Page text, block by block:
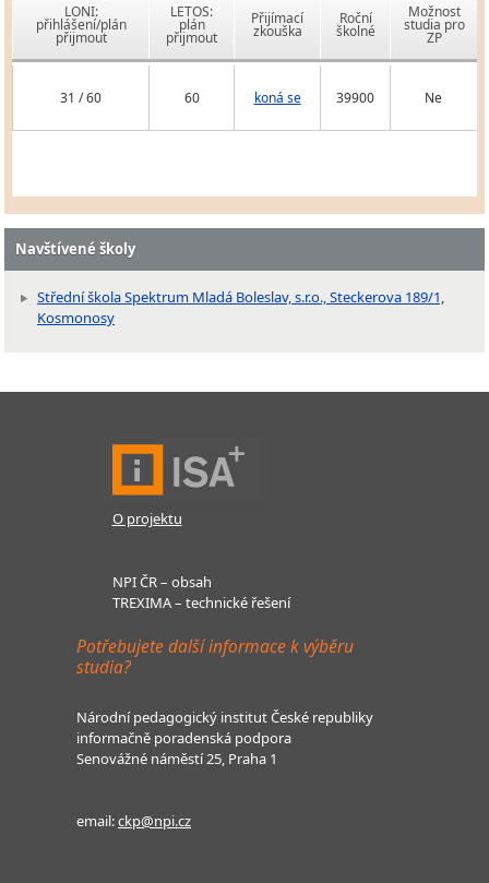
LONI:
přihlášení/plán
přijmout
LETOS:
plán
přijmout
Přijímací
zkouška
Roční
školné
Možnost
studia pro
ZP
31 / 60 60 koná se 39900 Ne
Navštívené školy
Střední škola Spektrum Mladá Boleslav, s.r.o., Steckerova 189/1,
Kosmonosy
O projektu
NPI ČR – obsah
TREXIMA – technické řešení
Potřebujete další informace k výběru
studia?
Národní pedagogický institut České republiky
informačně poradenská podpora
Senovážné náměstí 25, Praha 1
email:ckp@npi.cz